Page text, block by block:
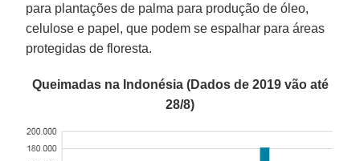
para plantações de palma para produção de óleo,
celulose e papel, que podem se espalhar para áreas
protegidas de floresta.
Queimadas na Indonésia (Dados de 2019 vão até
28/8)